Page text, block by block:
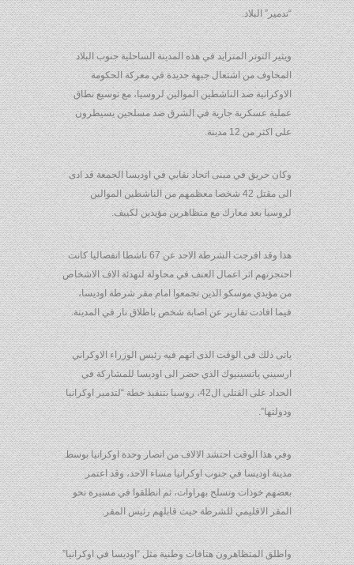
“تدمير” البلاد.
ويثير التوتر المتزايد في هذه المدينة الساحلية جنوب البلاد
المخاوف من اشتعال جبهة جديدة في معركة الحكومة
الاوكرانية ضد الناشطين الموالين لروسيا، مع توسيع نطاق
عملية عسكرية جارية في الشرق ضد مسلحين يسيطرون
على اكثر من 12 مدينة.
وكان حريق في مبنى اتحاد نقابي في اوديسا الجمعة قد ادى
الى مقتل 42 شخصا معظمهم من الناشطين الموالين
لروسيا بعد معارك مع متظاهرين مؤيدين لكييف.
هذا وقد افرجت الشرطة الاحد عن 67 ناشطا انفصاليا كانت
احتجزتهم اثر اعمال العنف في محاولة لتهدئة الاف الاشخاص
من مؤيدي موسكو الذين تجمعوا امام مقر شرطة اوديسا،
فيما افادت تقارير عن اصابة شخص باطلاق نار في المدينة.
ياتى ذلك فى الوقت الذى اتهم فيه رئيس الوزراء الاوكراني
ارسيني ياتسينيوك الذي حضر الى اوديسا للمشاركة في
الحداد على القتلى ال42، روسيا بتنفيذ خطة “لتدمير اوكرانيا
ودولتها”.
وفي هذا الوقت احتشد الالاف من انصار وحدة اوكرانيا بوسط
مدينة اوديسا في جنوب اوكرانيا مساء الاحد، وقد اعتمر
بعضهم خوذات وتسلح بهراوات، ثم انطلقوا في مسيرة نحو
المقر الاقليمي للشرطة حيث قابلهم رئيس المقر.
واطلق المتظاهرون هتافات وطنية مثل “اوديسا في اوكرانيا”